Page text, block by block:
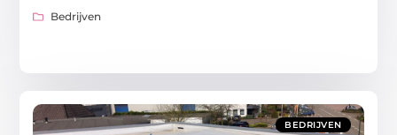
Bedrijven
BEDRIJVEN